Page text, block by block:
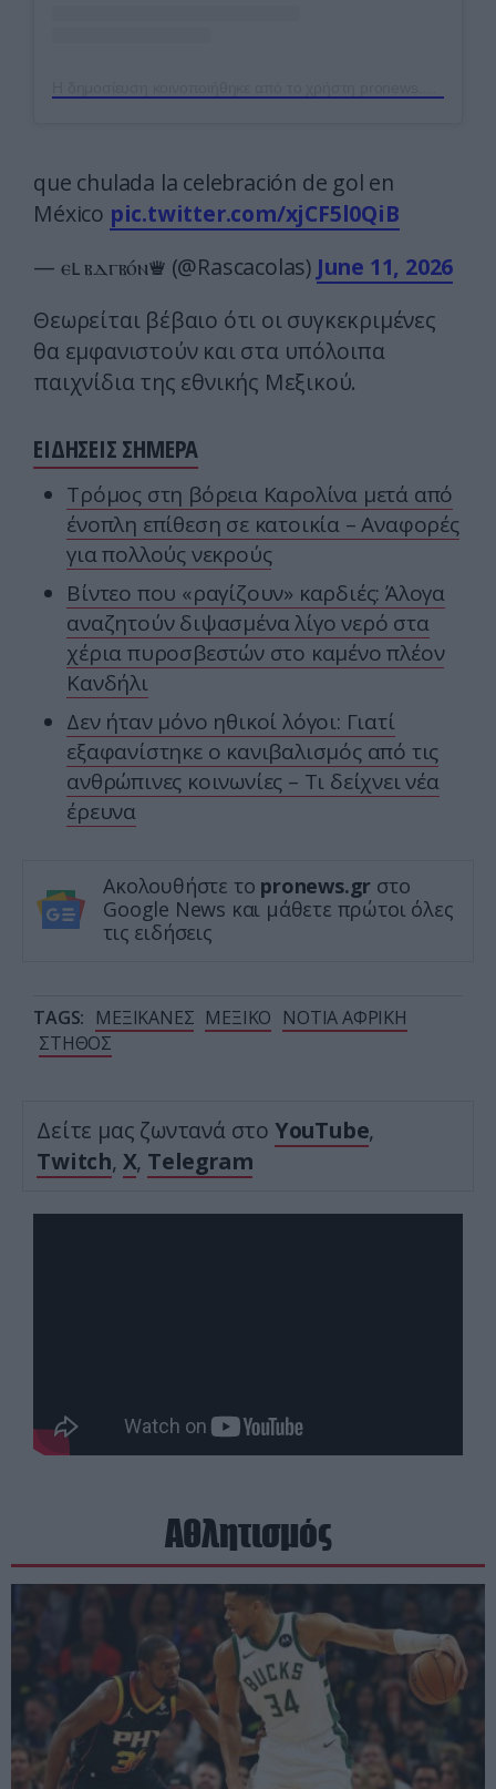
que chulada la celebración de gol en
México pic.twitter.com/xjCF5l0QiB
— ⲉⳑ ⲃⲇⲅⲃⲟ́ⲛ♛ (@Rascacolas) June 11, 2026
Θεωρείται βέβαιο ότι οι συγκεκριμένες
θα εμφανιστούν και στα υπόλοιπα
παιχνίδια της εθνικής Μεξικού.
ΕΙΔΗΣΕΙΣ ΣΗΜΕΡΑ
Τρόμος στη βόρεια Καρολίνα μετά από
ένοπλη επίθεση σε κατοικία – Αναφορές
για πολλούς νεκρούς
Βίντεο που «ραγίζουν» καρδιές: Άλογα
αναζητούν διψασμένα λίγο νερό στα
χέρια πυροσβεστών στο καμένο πλέον
Κανδήλι
Δεν ήταν μόνο ηθικοί λόγοι: Γιατί
εξαφανίστηκε ο κανιβαλισμός από τις
ανθρώπινες κοινωνίες – Τι δείχνει νέα
έρευνα
Ακολουθήστε το pronews.gr στο
Google News και μάθετε πρώτοι όλες
τις ειδήσεις
TAGS: ΜΕΞΙΚΑΝΕΣ ΜΕΞΙΚΟ ΝΟΤΙΑ ΑΦΡΙΚΗ
ΣΤΗΘΟΣ
Δείτε μας ζωντανά στο YouTube,
Twitch, X, Telegram
Αθλητισμός